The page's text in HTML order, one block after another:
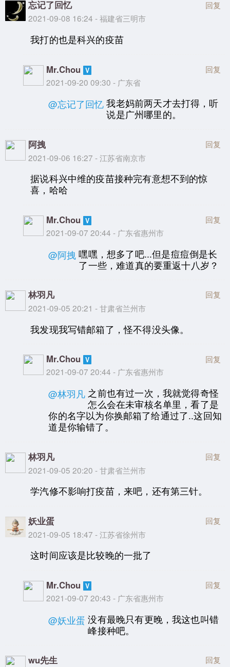
忘记了回忆
2021-09-08 16:24 - 福建省三明市
回复
我打的也是科兴的疫苗
Mr.Chou
2021-09-20 09:30 - 广东省
回复
@忘记了回忆 我老妈前两天才去打得，听
说是广州哪里的。
阿拽
2021-09-06 16:27 - 江苏省南京市
回复
据说科兴中维的疫苗接种完有意想不到的惊
喜，哈哈
Mr.Chou
2021-09-07 20:44 - 广东省惠州市
回复
@阿拽 嘿嘿，想多了吧...但是痘痘倒是长
了一些，难道真的要重返十八岁？
林羽凡
2021-09-05 20:21 - 甘肃省兰州市
回复
我发现我写错邮箱了，怪不得没头像。
Mr.Chou
2021-09-07 20:44 - 广东省惠州市
回复
@林羽凡 之前也有过一次，我就觉得奇怪
怎么会在未审核名单里，看了是
你的名字以为你换邮箱了给通过了..这回知
道是你输错了。
林羽凡
2021-09-05 20:20 - 甘肃省兰州市
回复
学汽修不影响打疫苗，来吧，还有第三针。
妖业蛋
2021-09-05 18:47 - 江苏省徐州市
回复
这时间应该是比较晚的一批了
Mr.Chou
2021-09-07 20:43 - 广东省惠州市
回复
@妖业蛋 没有最晚只有更晚，我这也叫错
峰接种吧。
wu先生 回复